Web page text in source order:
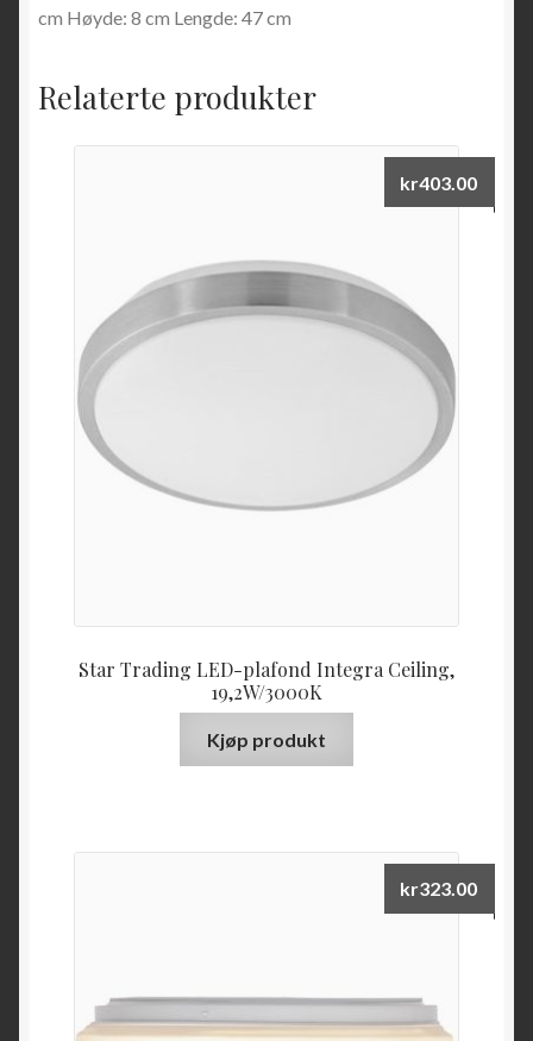
cm Høyde: 8 cm Lengde: 47 cm
Relaterte produkter
Star Trading LED-plafond Integra Ceiling,
19,2W/3000K
kr403.00
Kjøp produkt
kr323.00